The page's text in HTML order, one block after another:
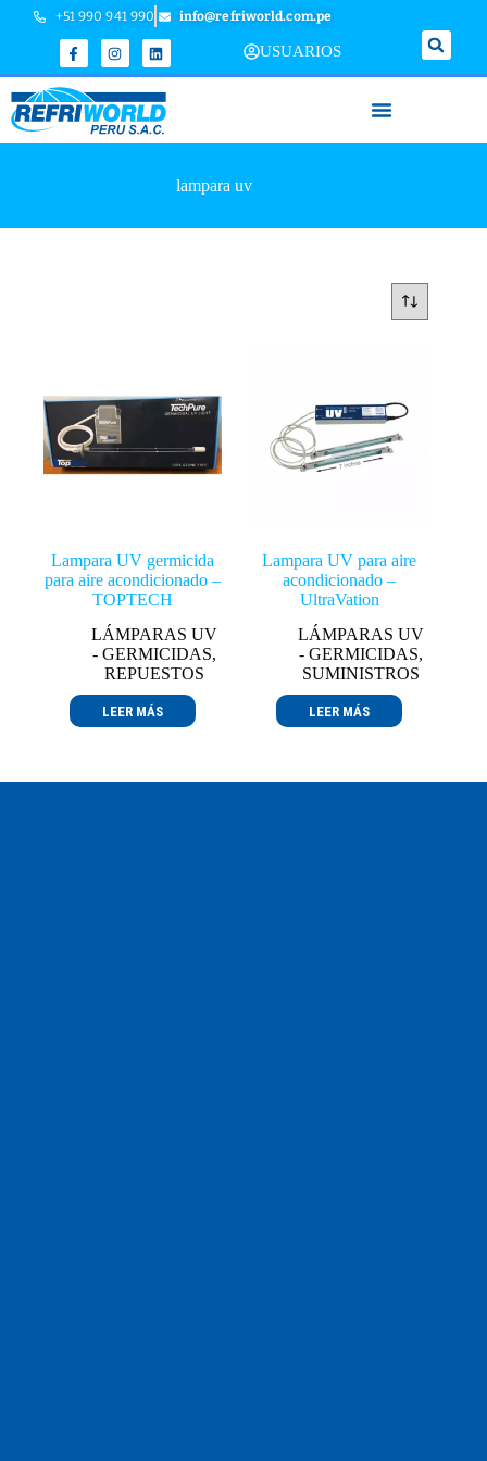
+51 990 941 990 info@refriworld.com.pe
USUARIOS
lampara uv
Lampara UV germicida
para aire acondicionado –
TOPTECH
LÁMPARAS UV
- GERMICIDAS,
REPUESTOS
LEER MÁS
Lampara UV para aire
acondicionado –
UltraVation
LÁMPARAS UV
- GERMICIDAS,
SUMINISTROS
LEER MÁS